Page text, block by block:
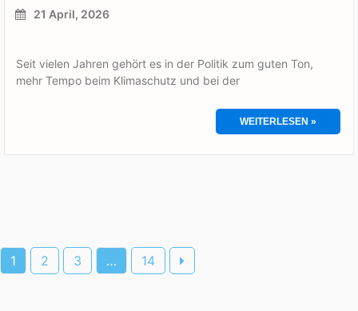
21 April, 2026
Seit vielen Jahren gehört es in der Politik zum guten Ton,
mehr Tempo beim Klimaschutz und bei der
WEITERLESEN »
1 2 3 … 14